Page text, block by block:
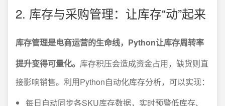
2. 库存与采购管理：让库存“动”起来
库存管理是电商运营的生命线，Python让库存周转率
提升变得可量化。 库存积压会造成资金占用，缺货则直
接影响销售。利用Python自动化库存分析，可以实现：
每日自动同步各SKU库存数据，实时预警低库存、